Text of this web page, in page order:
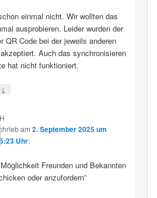
einmal nicht. Wir wollten das
ausprobieren. Leider wurden der
QR Code bei der jeweils anderen
Auch das synchronisieren
hat nicht funktioniert.
↓
schriebam2. September 2025 um
Uhr:
Freunden und Bekannten
oder anzufordern”